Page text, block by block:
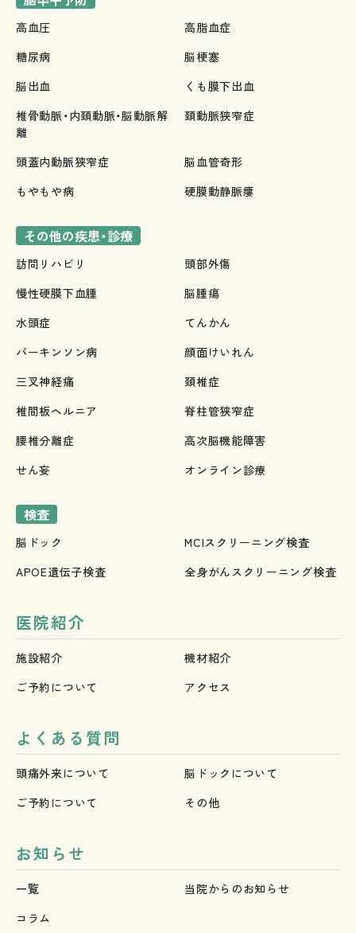
高血圧
高脂血症
糖尿病
脳梗塞
脳出血
くも膜下出血
椎骨動脈・内頚動脈・脳動脈解
離
頚動脈狭窄症
頭蓋内動脈狭窄症
脳血管奇形
もやもや病
硬膜動静脈瘻
その他の疾患・診療
訪問リハビリ
頭部外傷
慢性硬膜下血腫
脳腫瘍
水頭症
てんかん
パーキンソン病
顔面けいれん
三叉神経痛
頚椎症
椎間板ヘルニア
脊柱管狭窄症
腰椎分離症
高次脳機能障害
せん妄
オンライン診療
検査
脳ドック
MCIスクリーニング検査
APOE遺伝子検査
全身がんスクリーニング検査
医院紹介
施設紹介
機材紹介
ご予約について
アクセス
よくある質問
頭痛外来について
脳ドックについて
ご予約について
その他
お知らせ
一覧
当院からのお知らせ
コラム